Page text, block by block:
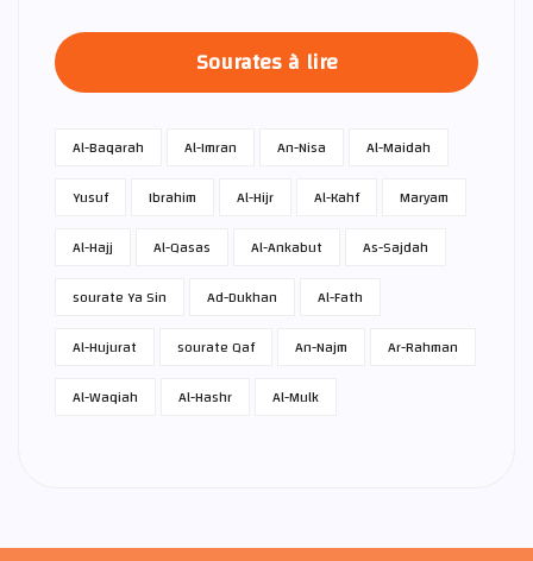
Sourates à lire
Al-Baqarah Al-Imran An-Nisa
Al-Maidah
Yusuf
Ibrahim Al-Hijr Al-Kahf
Maryam
Al-Hajj
Al-Qasas Al-Ankabut
As-Sajdah
sourate Ya Sin
Ad-Dukhan
Al-Fath
Al-Hujurat
sourate Qaf An-Najm
Ar-Rahman
Al-Waqiah
Al-Hashr Al-Mulk